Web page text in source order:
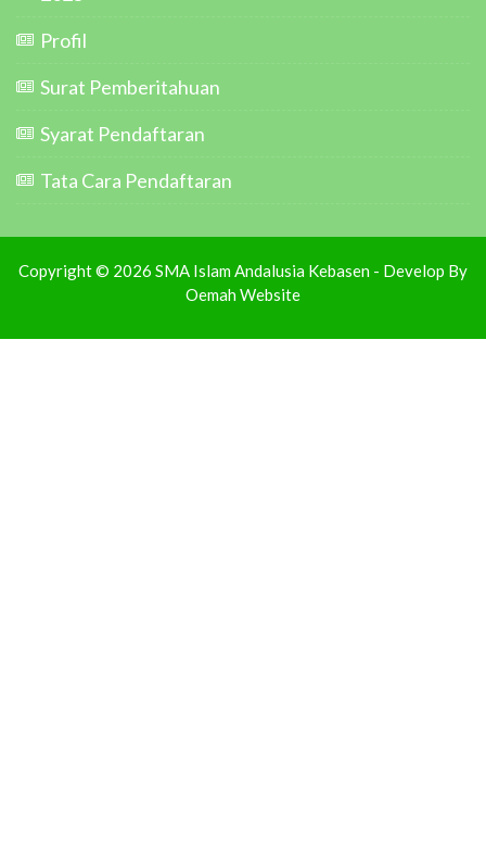
Profil
Surat Pemberitahuan
Syarat Pendaftaran
Tata Cara Pendaftaran
Copyright © 2026 SMA Islam Andalusia Kebasen - Develop By
Oemah Website